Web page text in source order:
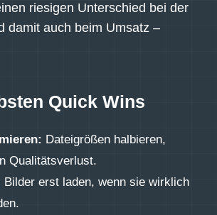
riesigen Unterschied bei der
damit auch beim Umsatz –
Quick Wins
Dateigrößen halbieren,
Qualitätsverlust.
Bilder erst laden, wenn sie wirklich